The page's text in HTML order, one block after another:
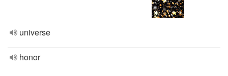
universe
honor